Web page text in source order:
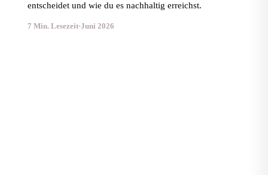
entscheidet und wie du es nachhaltig erreichst.
7 Min. Lesezeit·Juni 2026